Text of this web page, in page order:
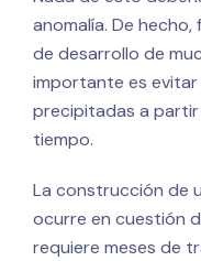
anomalía. De
de desarrollo de
importante es
precipitadas a
tiempo.
La construcción de
ocurre en cuestión
requiere meses de